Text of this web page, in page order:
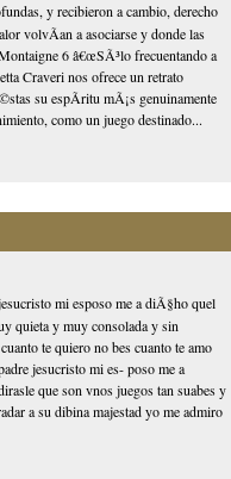
y recibieron a cambio, derecho
volvÃ­an a asociarse y donde las
6 â€œSÃ³lo frecuentando a
Craveri nos ofrece un retrato
su espÃ­ritu mÃ¡s genuinamente
como un juego destinado...
mi esposo me a diÃ§ho quel
quieta y muy consolada y sin
te quiero no bes cuanto te amo
jesucristo mi es- poso me a
que son vnos juegos tan suabes y
a su dibina majestad yo me admiro